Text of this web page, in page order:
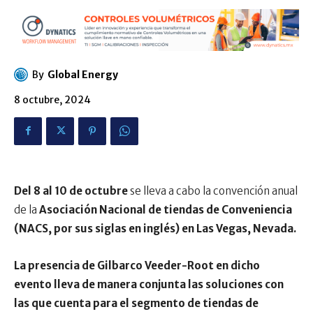
By Global Energy
8 octubre, 2024
Del 8 al 10 de octubrese lleva a cabo la convención anual
de la Asociación Nacional de tiendas de Conveniencia
(NACS, por sus siglas en inglés) en Las Vegas, Nevada.
La presencia de Gilbarco Veeder-Root en dicho
evento lleva de manera conjunta las soluciones con
las que cuenta para el segmento de tiendas de